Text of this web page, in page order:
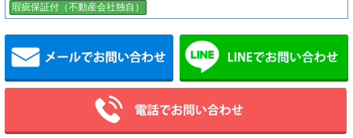
瑕疵保証付（不動産会社独自）
メールでお問い合わせ